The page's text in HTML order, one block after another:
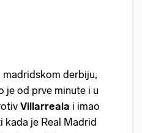
derbiju,
je od prve minute i u
Villarreala i imao
kada je Real Madrid